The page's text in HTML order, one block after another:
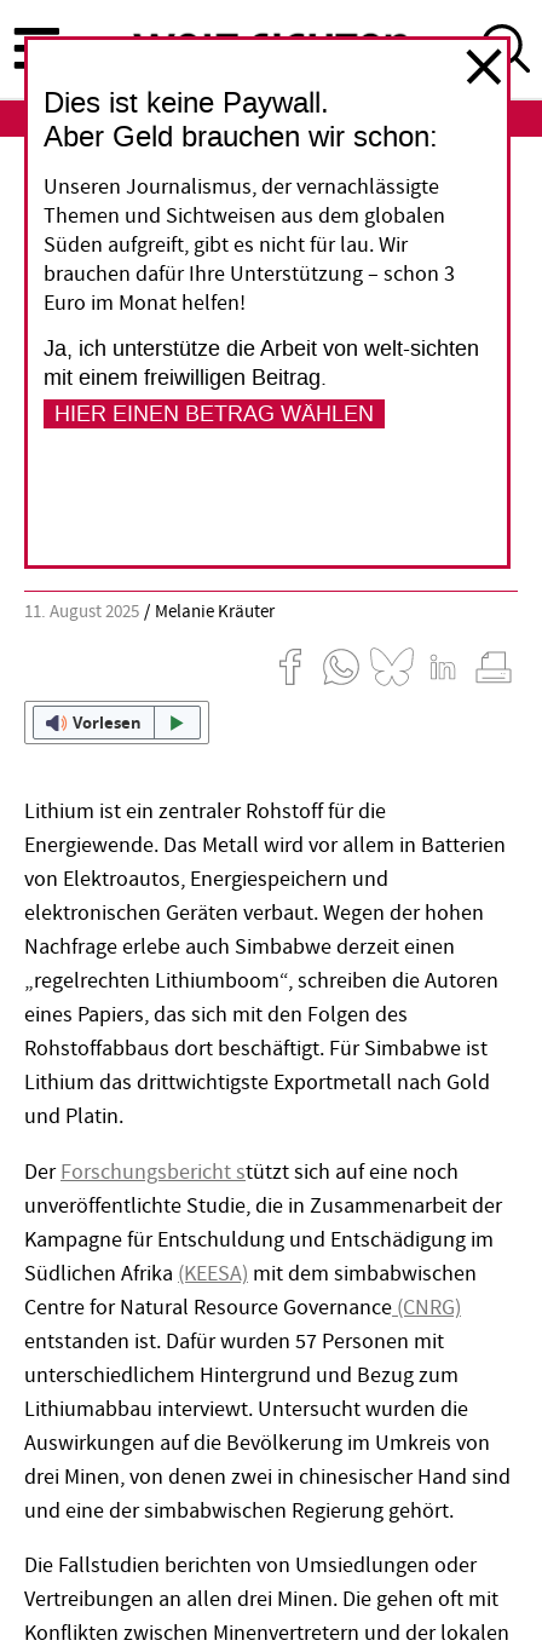
zum
Inhalt
ABO
Simbabwe
Lithiumabbau auf Kosten
der Bevölkerung
Von der steigenden globalen Nachfrage an
Lithium will auch Simbabwe profitieren. Doch
die Arbeitsbedingungen in den Minen sind sehr
11. August 2025 Melanie Kräuter
Vorlesen
Lithium ist ein zentraler Rohstoff für die
Energiewende. Das Metall wird vor allem in Batterien
von Elektroautos, Energiespeichern und
elektronischen Geräten verbaut. Wegen der hohen
Nachfrage erlebe auch Simbabwe derzeit einen
„regelrechten Lithiumboom“, schreiben die Autoren
eines Papiers, das sich mit den Folgen des
Rohstoffabbaus dort beschäftigt. Für Simbabwe ist
Lithium das drittwichtigste Exportmetall nach Gold
und Platin.
DerForschungsberichtstützt sich auf eine noch
unveröffentlichte Studie, die in Zusammenarbeit der
Kampagne für Entschuldung und Entschädigung im
Südlichen Afrika (KEESA) mit dem simbabwischen
Centre for Natural Resource Governance (CNRG)
entstanden ist. Dafür wurden 57 Personen mit
unterschiedlichem Hintergrund und Bezug zum
Lithiumabbau interviewt. Untersucht wurden die
Auswirkungen auf die Bevölkerung im Umkreis von
drei Minen, von denen zwei in chinesischer Hand sind
und eine der simbabwischen Regierung gehört.
Die Fallstudien berichten von Umsiedlungen oder
Vertreibungen an allen drei Minen. Die gehen oft mit
Konflikten zwischen Minenvertretern und der lokalen
Dies ist keine Paywall.
Aber Geld brauchen wir schon:
Unseren Journalismus, der vernachlässigte
Themen und Sichtweisen aus dem globalen
Süden aufgreift, gibt es nicht für lau. Wir
brauchen dafür Ihre Unterstützung – schon 3
Euro im Monat helfen!
Ja, ich unterstütze die Arbeit von welt-sichten
mit einem freiwilligen Beitrag.
HIER EINEN BETRAG WÄHLEN